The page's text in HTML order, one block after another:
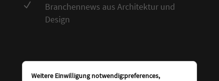
N
Branchennews aus Architektur und
Design
Weitere Einwilligung notwendig:preferences,